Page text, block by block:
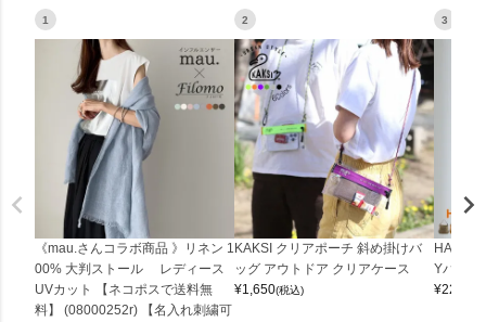
1
《mau.さんコラボ商品 》リネン 1
00% 大判ストール レディース
UVカット 【ネコポスで送料無
料】 (08000252r) 【名入れ刺繍可
2
KAKSI クリアポーチ 斜め掛けバ
ッグ アウトドア クリアケース
¥1,650(税込)
3
Yバッグ
¥22,000